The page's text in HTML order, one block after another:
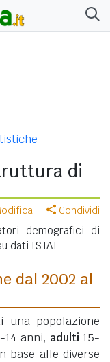
di
Condividi
demografici di
dati ISTAT
dal 2002 al
popolazione
14 anni, adulti 15-
base alle diverse